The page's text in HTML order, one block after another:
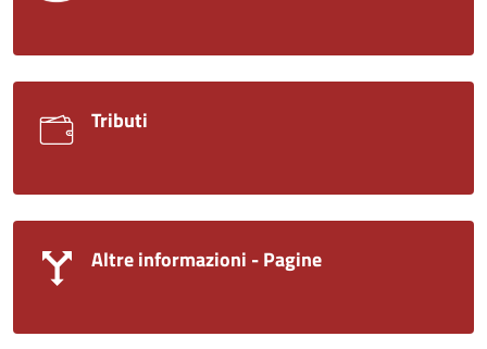
Tributi
Altre informazioni - Pagine